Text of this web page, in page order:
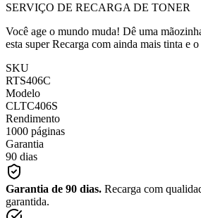
SERVIÇO DE RECARGA DE TONER
Você age o mundo muda! Dê uma
esta super Recarga com ainda mais tinta e
SKU
RTS406C
Modelo
CLTC406S
Rendimento
1000 páginas
Garantia
90 dias
Garantia de 90 dias. Recarga com
garantida.